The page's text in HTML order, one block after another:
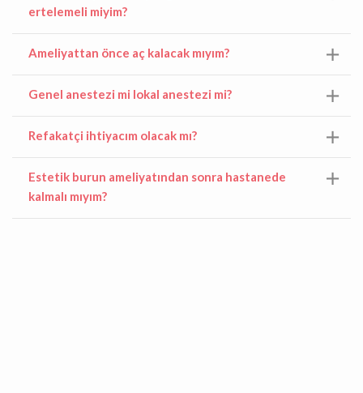
ertelemeli miyim?
Ameliyattan önce aç kalacak mıyım?
Genel anestezi mi lokal anestezi mi?
Refakatçi ihtiyacım olacak mı?
Estetik burun ameliyatından sonra hastanede
kalmalı mıyım?